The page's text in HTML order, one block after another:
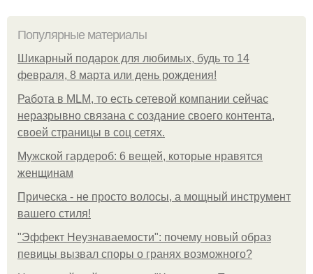
Популярные материалы
Шикарный подарок для любимых, будь то 14
февраля, 8 марта или день рождения!
Работа в MLM, то есть сетевой компании сейчас
неразрывно связана с создание своего контента,
своей страницы в соц сетях.
Мужской гардероб: 6 вещей, которые нравятся
женщинам
Прическа - не просто волосы, а мощный инструмент
вашего стиля!
"Эффект Неузнаваемости": почему новый образ
певицы вызвал споры о гранях возможного?